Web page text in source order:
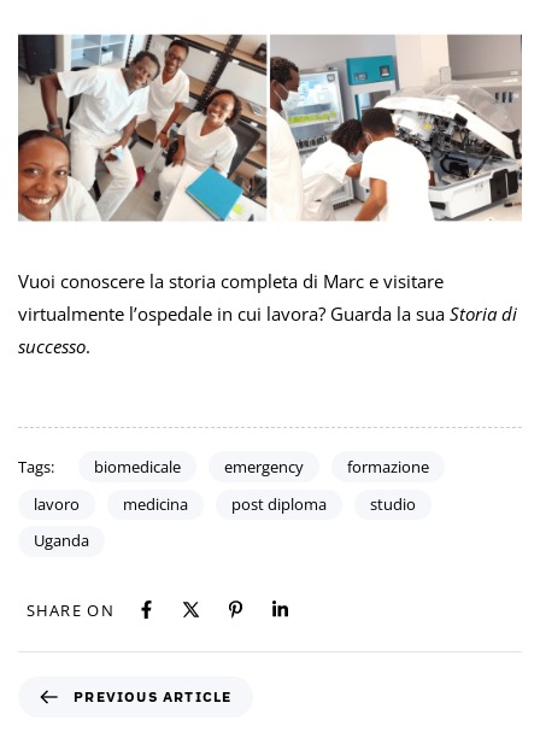
Vuoi conoscere la storia completa di Marc e visitare
virtualmente l’ospedale in cui lavora? Guarda la sua Storia di
successo.
Tags: biomedicale emergency
formazione
lavoro
medicina post diploma
studio
Uganda
SHARE ON
PREVIOUS ARTICLE